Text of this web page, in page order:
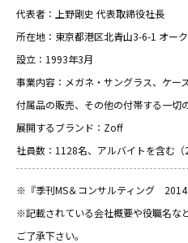
代表者：上野剛史 代表取締役社長
所在地：東京都港区北青山3-6-1 オー
設立：1993年3月
事業内容：メガネ・サングラス、ケー
付属品の販売、その他の付帯する一切
展開するブランド：Zoff
社員数：1128名、アルバイトを含む（
※『季刊MS＆コンサルティング
※記載されている会社概要や役職名な
ご了承下さい。